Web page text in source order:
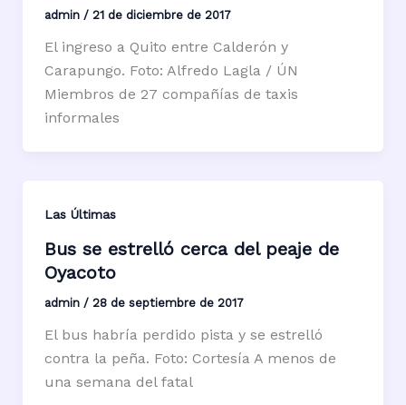
admin / 21 de diciembre de 2017
El ingreso a Quito entre Calderón y
Carapungo. Foto: Alfredo Lagla / ÚN
Miembros de 27 compañías de taxis
informales
Las Últimas
Bus se estrelló cerca del peaje de
Oyacoto
admin / 28 de septiembre de 2017
El bus habría perdido pista y se estrelló
contra la peña. Foto: Cortesía A menos de
una semana del fatal